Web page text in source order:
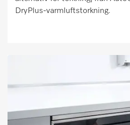
DryPlus-varmluftstorkning.